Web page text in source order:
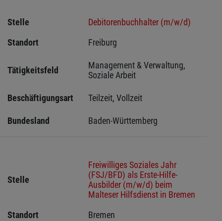
Stelle
Debitorenbuchhalter (m/w/d)
Standort
Freiburg
Tätigkeitsfeld
Management & Verwaltung,
Soziale Arbeit
Beschäftigungsart Teilzeit, Vollzeit
Bundesland Baden-Württemberg
Stelle
Freiwilliges Soziales Jahr
(FSJ/BFD) als Erste-Hilfe-
Ausbilder (m/w/d) beim
Malteser Hilfsdienst in Bremen
Standort
Bremen